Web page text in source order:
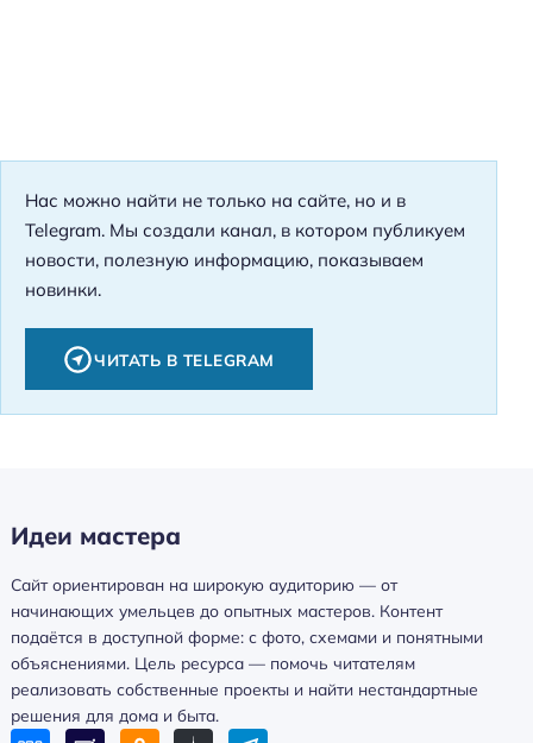
Нас можно найти не только на сайте, но и в
Telegram. Мы создали канал, в котором публикуем
новости, полезную информацию, показываем
новинки.
ЧИТАТЬ В TELEGRAM
Идеи мастера
Сайт ориентирован на широкую аудиторию — от
начинающих умельцев до опытных мастеров. Контент
подаётся в доступной форме: с фото, схемами и понятными
объяснениями. Цель ресурса — помочь читателям
реализовать собственные проекты и найти нестандартные
решения для дома и быта.